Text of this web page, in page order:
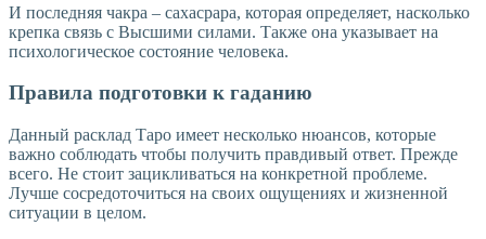
И последняя чакра – сахасрара, которая определяет, насколько
крепка связь с Высшими силами. Также она указывает на
психологическое состояние человека.
Правила подготовки к гаданию
Данный расклад Таро имеет несколько нюансов, которые
важно соблюдать чтобы получить правдивый ответ. Прежде
всего. Не стоит зацикливаться на конкретной проблеме.
Лучше сосредоточиться на своих ощущениях и жизненной
ситуации в целом.